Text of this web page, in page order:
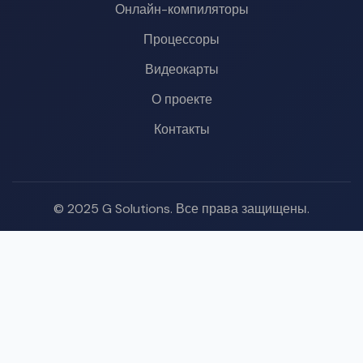
Онлайн-компиляторы
Процессоры
Видеокарты
О проекте
Контакты
© 2025 G Solutions. Все права защищены.